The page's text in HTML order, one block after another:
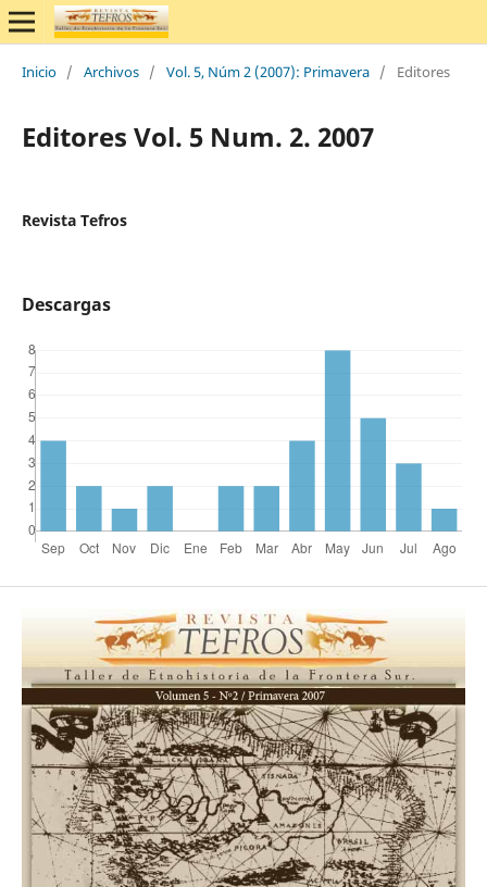
Inicio / Archivos / Vol. 5, Núm 2 (2007): Primavera / Editores
Editores Vol. 5 Num. 2. 2007
Revista Tefros
Descargas